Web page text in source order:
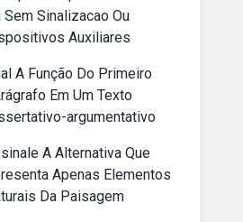
Sem Sinalizacao Ou
Auxiliares
A Função Do Primeiro
Em Um Texto
argumentativo
A Alternativa Que
Apenas Elementos
Da Paisagem